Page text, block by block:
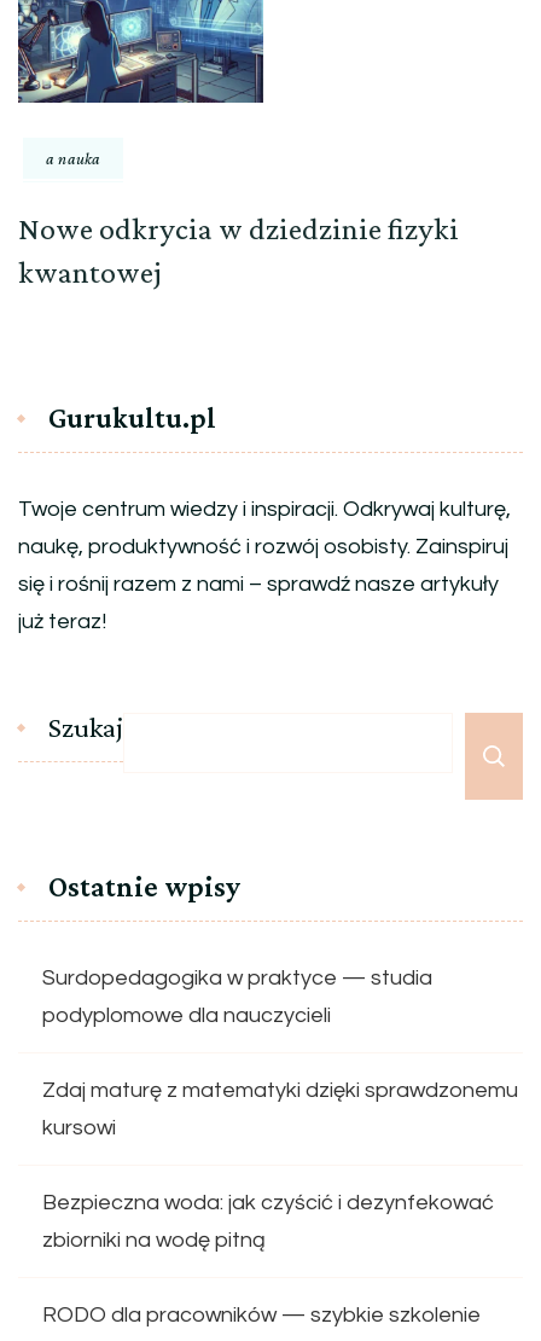
a nauka
Nowe odkrycia w dziedzinie fizyki
kwantowej
Gurukultu.pl
Twoje centrum wiedzy i inspiracji. Odkrywaj kulturę,
naukę, produktywność i rozwój osobisty. Zainspiruj
się i rośnij razem z nami – sprawdź nasze artykuły
już teraz!
Szukaj
Ostatnie wpisy
Surdopedagogika w praktyce — studia
podyplomowe dla nauczycieli
Zdaj maturę z matematyki dzięki sprawdzonemu
kursowi
Bezpieczna woda: jak czyścić i dezynfekować
zbiorniki na wodę pitną
RODO dla pracowników — szybkie szkolenie